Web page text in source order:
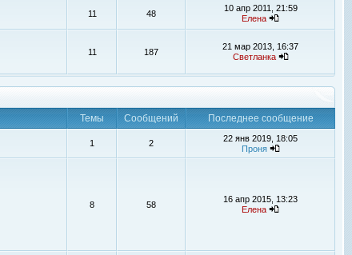
11 48
10 апр 2011, 21:59
Елена
11 187
21 мар 2013, 16:37
Светланка
Темы Сообщений Последнее сообщение
1 2
22 янв 2019, 18:05
Проня
8 58
16 апр 2015, 13:23
Елена